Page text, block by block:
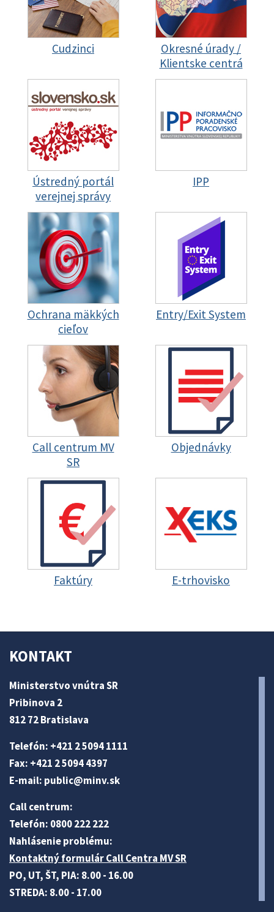
Cudzinci
Okresné úrady /
Klientske centrá
Ústredný portál
verejnej správy
IPP
Ochrana mäkkých
cieľov
Entry/Exit System
Call centrum MV
SR
Objednávky
Faktúry E-trhovisko
KONTAKT
Ministerstvo vnútra SR
Pribinova 2
812 72 Bratislava
Telefón: +421 2 5094 1111
Fax: +421 2 5094 4397
E-mail: public@minv.sk
Call centrum:
Telefón: 0800 222 222
Nahlásenie problému:
Kontaktný formulár Call Centra MV SR
PO, UT, ŠT, PIA: 8.00 - 16.00
STREDA: 8.00 - 17.00